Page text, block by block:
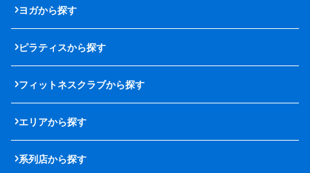
ヨガから探す
ピラティスから探す
フィットネスクラブから探す
エリアから探す
系列店から探す